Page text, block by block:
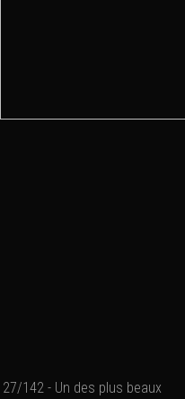
27/142 - Un des plus beaux